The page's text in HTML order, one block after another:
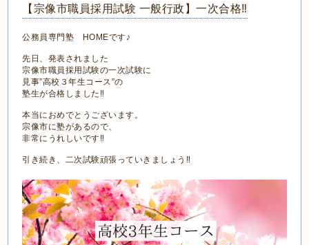
【宗像市職員採用試験 一般行政】一次合格‼
公務員専門塾 HOMEです♪
先日、発表されました
宗像市職員採用試験の一次試験に
見事”高校３年生コース”の
塾生が合格しました‼
本当におめでとうございます。
宗像市に塾があるので、
非常にうれしいです‼
引き続き、二次試験頑張っていきましょう‼